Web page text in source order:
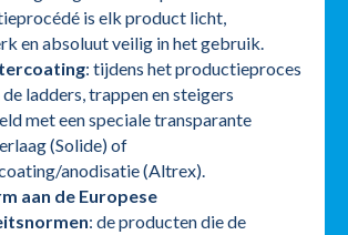
is elk product licht,
en absoluut veilig in het gebruik.
: tijdens het productieproces
ladders, trappen en steigers
met een speciale transparante
(Solide) of
anodisatie (Altrex).
aan de Europese
: de producten die de